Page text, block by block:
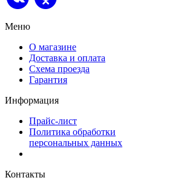
Меню
О магазине
Доставка и оплата
Схема проезда
Гарантия
Информация
Прайс-лист
Политика обработки
персональных данных
Контакты